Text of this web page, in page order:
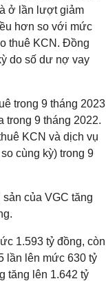
ở lần lượt giảm
hơn so với mức
thuê KCN. Đồng
do số dư nợ vay
trong 9 tháng 2023
trong 9 tháng 2022.
KCN và dịch vụ
cùng kỳ) trong 9
của VGC tăng
1.593 tỷ đồng, còn
lần lên mức 630 tỷ
tăng lên 1.642 tỷ